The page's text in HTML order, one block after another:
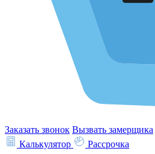
Заказать звонок Вызвать замерщика
Калькулятор
Рассрочка